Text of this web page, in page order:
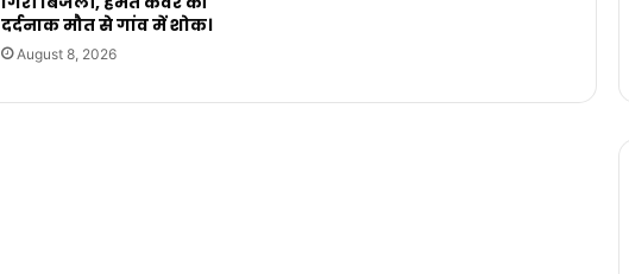
दर्दनाक मौत से गांव में शोक।
August 8, 2026